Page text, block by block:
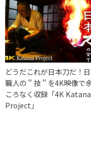
どうだこれが日本刀だ！
職人の＂技＂を4K映像で
ころなく収録「4K Katana
Project」